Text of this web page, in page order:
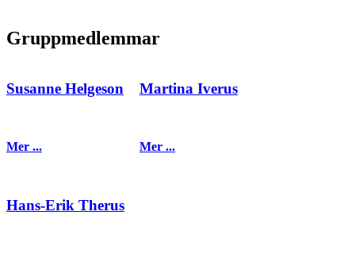
Gruppmedlemmar
Susanne Helgeson
Mer ...
Martina Iverus
Mer ...
Hans-Erik Therus